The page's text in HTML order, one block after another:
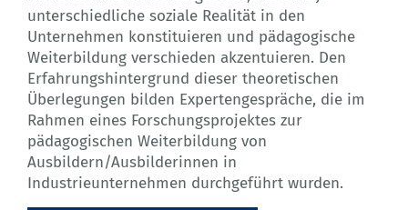
unterschiedliche soziale Realität in den
Unternehmen konstituieren und pädagogische
Weiterbildung verschieden akzentuieren. Den
Erfahrungshintergrund dieser theoretischen
Überlegungen bilden Expertengespräche, die im
Rahmen eines Forschungsprojektes zur
pädagogischen Weiterbildung von
Ausbildern/Ausbilderinnen in
Industrieunternehmen durchgeführt wurden.